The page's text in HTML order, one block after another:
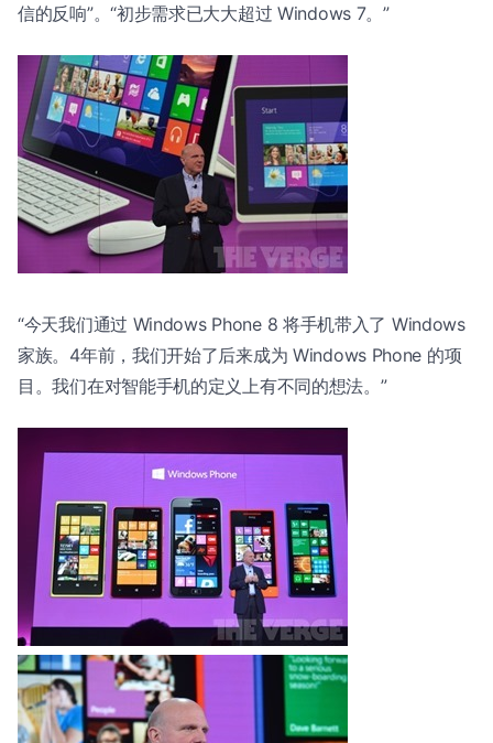
信的反响”。“初步需求已大大超过 Windows 7。”
“今天我们通过 Windows Phone 8 将手机带入了 Windows
家族。4年前，我们开始了后来成为 Windows Phone 的项
目。我们在对智能手机的定义上有不同的想法。”